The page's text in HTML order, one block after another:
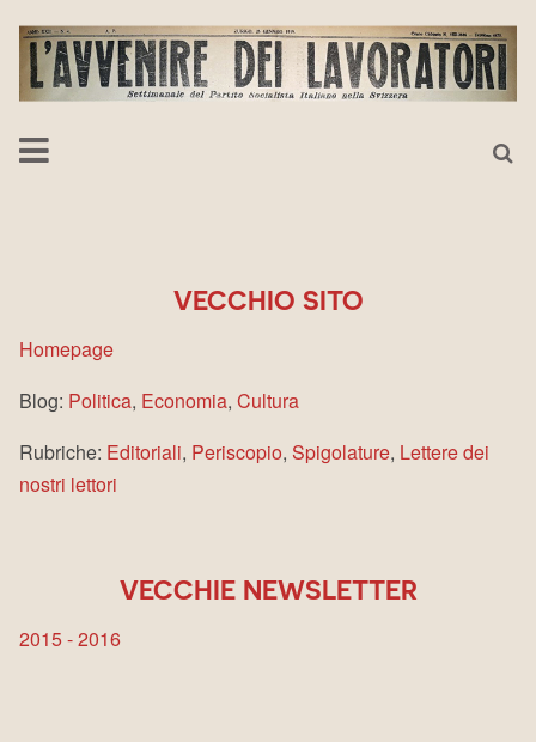
VECCHIO SITO
Homepage
Blog: Politica, Economia, Cultura
Rubriche: Editoriali, Periscopio, Spigolature, Lettere dei
nostri lettori
VECCHIE NEWSLETTER
2015 - 2016